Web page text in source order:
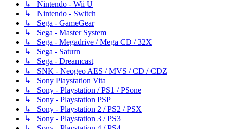
↳ Nintendo - Wii U
↳ Nintendo - Switch
↳ Sega - GameGear
↳ Sega - Master System
↳ Sega - Megadrive / Mega CD / 32X
↳ Sega - Saturn
↳ Sega - Dreamcast
↳ SNK - Neogeo AES / MVS / CD / CDZ
↳ Sony Playstation Vita
↳ Sony - Playstation / PS1 / PSone
↳ Sony - Playstation PSP
↳ Sony - Playstation 2 / PS2 / PSX
↳ Sony - Playstation 3 / PS3